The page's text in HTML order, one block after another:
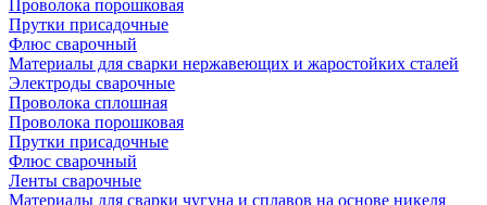
Проволока порошковая
Прутки присадочные
Флюс сварочный
Материалы для сварки нержавеющих и жаростойких сталей
Электроды сварочные
Проволока сплошная
Проволока порошковая
Прутки присадочные
Флюс сварочный
Ленты сварочные
Материалы для сварки чугуна и сплавов на основе никеля